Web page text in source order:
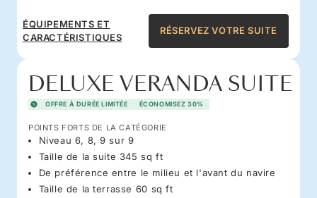
ÉQUIPEMENTS ET
CARACTÉRISTIQUES
RÉSERVEZ VOTRE SUITE
DELUXE VERANDA SUITE
OFFRE À DURÉE LIMITÉE ÉCONOMISEZ 30%
POINTS FORTS DE LA CATÉGORIE
Niveau 6, 8, 9 sur 9
Taille de la suite 345 sq ft
De préférence entre le milieu et l'avant du navire
Taille de la terrasse 60 sq ft